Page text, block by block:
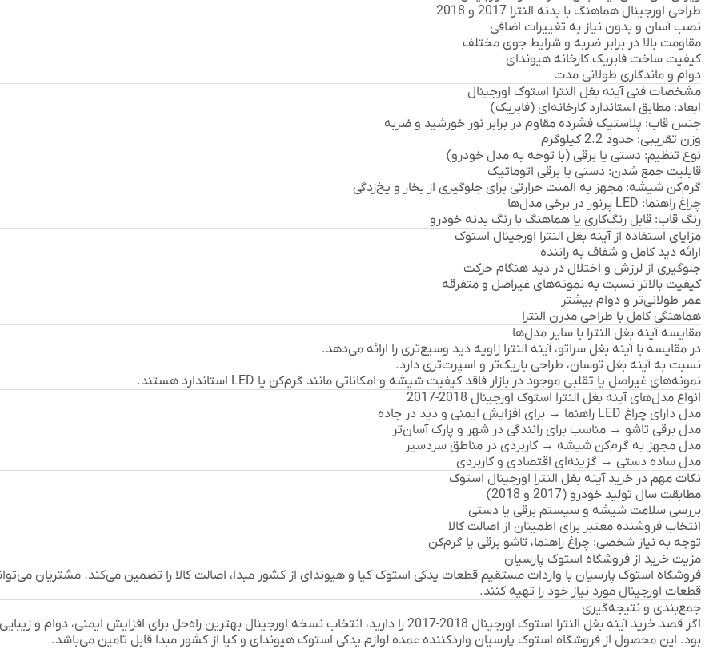
طراحی اورجینال هماهنگ با بدنه النترا 2017 و 2018
نصب آسان و بدون نیاز به تغییرات اضافی
مقاومت بالا در برابر ضربه و شرایط جوی مختلف
کیفیت ساخت فابریک کارخانه هیوندای
دوام و ماندگاری طولانی مدت
مشخصات فنی آینه بغل النترا استوک اورجینال
ابعاد: مطابق استاندارد کارخانه‌ای (فابریک)
جنس قاب: پلاستیک فشرده مقاوم در برابر نور خورشید و ضربه
وزن تقریبی: حدود 2.2 کیلوگرم
نوع تنظیم: دستی یا برقی (با توجه به مدل خودرو)
قابلیت جمع شدن: دستی یا برقی اتوماتیک
گرم‌کن شیشه: مجهز به المنت حرارتی برای جلوگیری از بخار و یخ‌زدگی
چراغ راهنما:
رنگ قاب: قابل رنگ‌کاری یا هماهنگ با رنگ بدنه خودرو
مزایای استفاده از آینه بغل النترا اورجینال استوک
ارائه دید کامل و شفاف به راننده
جلوگیری از لرزش و اختلال در دید هنگام حرکت
کیفیت بالاتر نسبت به نمونه‌های غیراصل و متفرقه
عمر طولانی‌تر و دوام بیشتر
هماهنگی کامل با طراحی مدرن النترا
مقایسه آینه بغل النترا با سایر مدل‌ها
در مقایسه با آینه بغل سراتو، آینه النترا زاویه دید وسیع‌تری را ارائه می‌دهد.
نسبت به آینه بغل توسان، طراحی باریک‌تر و اسپرت‌تری دارد.
نمونه‌های غیراصل یا تقلبی موجود در بازار فاقد کیفیت شیشه و امکاناتی مانند گرم‌کن یا LED استاندارد هستند.
انواع مدل‌های آینه بغل النترا استوک اورجینال 2018-2017
مدل دارای چراغ LED راهنما
→ برای افزایش ایمنی و دید در جاده
مدل برقی تاشو → مناسب برای رانندگی در شهر و پارک آسان‌تر
مدل مجهز به گرم‌کن شیشه → کاربردی در مناطق سردسیر
مدل ساده دستی → گزینه‌ای اقتصادی و کاربردی
نکات مهم در خرید آینه بغل النترا اورجینال استوک
مطابقت سال تولید خودرو (2017 و 2018)
بررسی سلامت شیشه و سیستم برقی یا دستی
انتخاب فروشنده معتبر برای اطمینان از اصالت کالا
توجه به نیاز شخصی: چراغ راهنما، تاشو برقی یا گرم‌کن
مزیت خرید از فروشگاه استوک پارسیان
فروشگاه استوک پارسیان با واردات مستقیم قطعات یدکی استوک کیا و هیوندای از کشور مبدا، اصالت کالا را تضمین می‌کند. مشتریان
قطعات اورجینال مورد نیاز خود را تهیه کنند.
جمع‌بندی و نتیجه‌گیری
اگر قصد خریدآینه بغل النترا استوک اورجینال 2018-2017
را دارید، انتخاب نسخه اورجینال بهترین راه‌حل برای افزایش ایمنی، دوام و
بود. این محصول از فروشگاه استوک پارسیان واردکننده عمده لوازم یدکی استوک هیوندای وکیا از کشور مبدا قابل تامین می‌باشد.